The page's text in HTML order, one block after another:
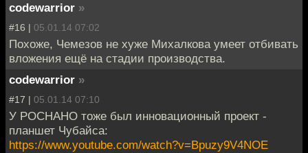
codewarrior »
#16 | 05.01.14 07:02
Похоже, Чемезов не хуже Михалкова умеет отбивать
вложения ещё на стадии производства.
codewarrior »
#17 | 05.01.14 07:10
У РОСНАНО тоже был инновационный проект -
планшет Чубайса:
https://www.youtube.com/watch?v=Bpuzy9V4NOE